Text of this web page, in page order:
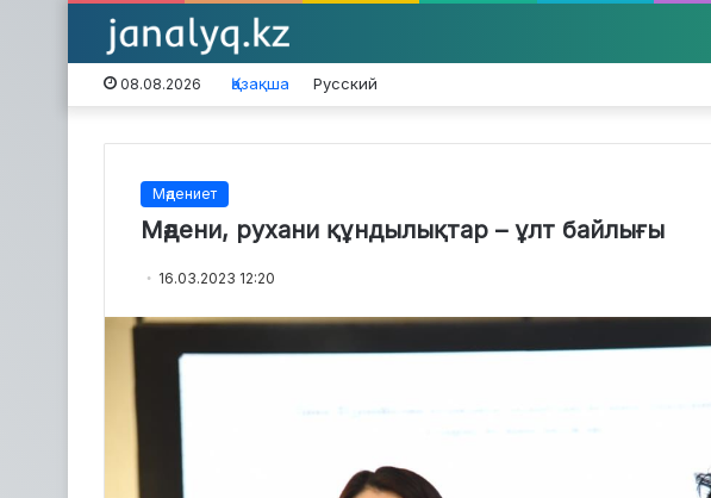
08.08.2026 Қазақша Русский
Мәдениет
Мәдени, рухани құндылықтар – ұлт байлығы
16.03.2023 12:20